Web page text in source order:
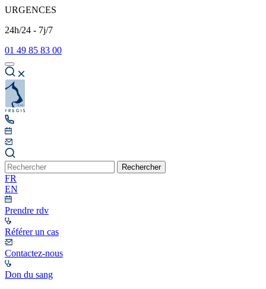
URGENCES
24h/24 - 7j/7
01 49 85 83 00
Rechercher
FR
EN
Prendre rdv
Référer un cas
Contactez-nous
Don du sang